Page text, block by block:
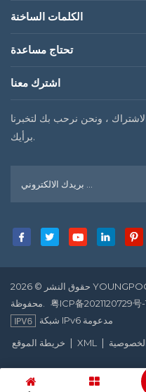
الكلمات الساخنة
تحتاج مساعدة
اشترك معنا
، ونحن نرحب بك لتخبرنا
برأيك.
حقوق النشر © 2026 YOUNGPOOL Technology Co.,Ltd. كل الحقوق
粤ICP备2021120729号-
شبكة IPv6 مدعومة
خريطة الموقع | XML |